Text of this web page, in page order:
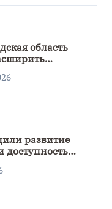
область
с Узбекистаном
развитие
доступность